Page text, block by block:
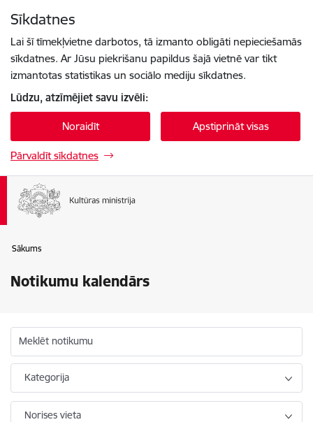
Sīkdatnes
Lai šī tīmekļvietne darbotos, tā izmanto obligāti nepieciešamās
sīkdatnes. Ar Jūsu piekrišanu papildus šajā vietnē var tikt
izmantotas statistikas un sociālo mediju sīkdatnes.
Lūdzu, atzīmējiet savu izvēli:
Noraidīt Apstiprināt visas
Pārvaldīt sīkdatnes
Sākums
Notikumu kalendārs
Meklēt notikumu
Kategorija
Norises vieta